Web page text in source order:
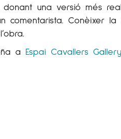
una versió més
comentarista. Conèixer
a Espai Cavallers Gallery